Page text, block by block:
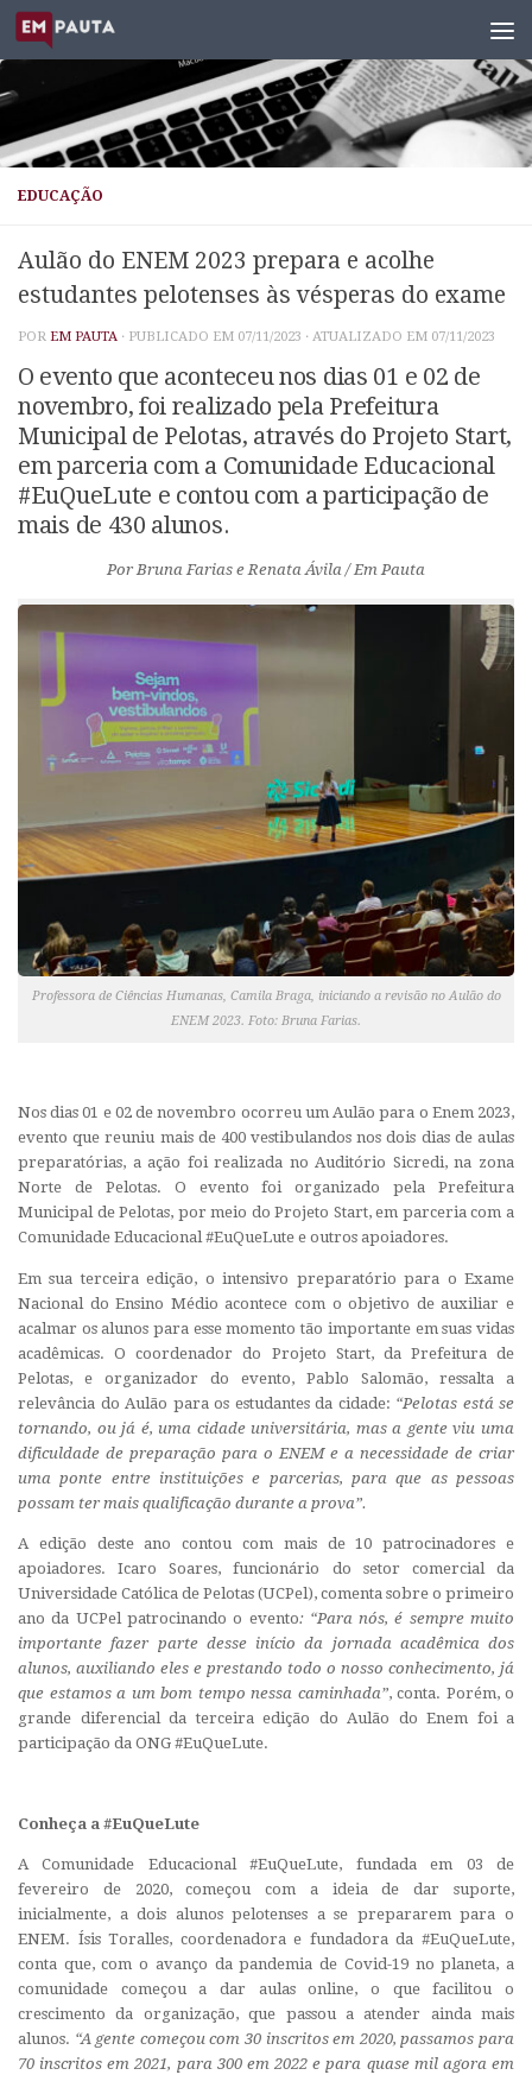
Skip to content
EDUCAÇÃO
Aulão do ENEM 2023 prepara e acolhe
estudantes pelotenses às vésperas do exame
POR EM PAUTA · PUBLICADO EM 07/11/2023 · ATUALIZADO EM 07/11/2023
O evento que aconteceu nos dias 01 e 02 de
novembro, foi realizado pela Prefeitura
Municipal de Pelotas, através do Projeto Start,
em parceria com a Comunidade Educacional
#EuQueLute e contou com a participação de
mais de 430 alunos.
Por Bruna Farias e Renata Ávila / Em Pauta
Professora de Ciências Humanas, Camila Braga, iniciando a revisão no Aulão do
ENEM 2023. Foto: Bruna Farias.
Nos dias 01 e 02 de novembro ocorreu um Aulão para o Enem 2023,
evento que reuniu mais de 400 vestibulandos nos dois dias de aulas
preparatórias, a ação foi realizada no Auditório Sicredi, na zona
Norte de Pelotas. O evento foi organizado pela Prefeitura
Municipal de Pelotas, por meio do Projeto Start, em parceria com a
Comunidade Educacional #EuQueLute e outros apoiadores.
Em sua terceira edição, o intensivo preparatório para o Exame
Nacional do Ensino Médio acontece com o objetivo de auxiliar e
acalmar os alunos para esse momento tão importante em suas vidas
acadêmicas. O coordenador do Projeto Start, da Prefeitura de
Pelotas, e organizador do evento, Pablo Salomão, ressalta a
relevância do Aulão para os estudantes da cidade: “Pelotas está se
tornando, ou já é, uma cidade universitária, mas a gente viu uma
dificuldade de preparação para o ENEM e a necessidade de criar
uma ponte entre instituições e parcerias, para que as pessoas
possam ter mais qualificação durante a prova”.
A edição deste ano contou com mais de 10 patrocinadores e
apoiadores. Icaro Soares, funcionário do setor comercial da
Universidade Católica de Pelotas (UCPel), comenta sobre o primeiro
ano da UCPel patrocinando o evento: “Para nós, é sempre muito
importante fazer parte desse início da jornada acadêmica dos
alunos, auxiliando eles e prestando todo o nosso conhecimento, já
que estamos a um bom tempo nessa caminhada”, conta. Porém, o
grande diferencial da terceira edição do Aulão do Enem foi a
participação da ONG #EuQueLute.
Conheça a #EuQueLute
A Comunidade Educacional #EuQueLute, fundada em 03 de
fevereiro de 2020, começou com a ideia de dar suporte,
inicialmente, a dois alunos pelotenses a se prepararem para o
ENEM. Ísis Toralles, coordenadora e fundadora da #EuQueLute,
conta que, com o avanço da pandemia de Covid-19 no planeta, a
comunidade começou a dar aulas online, o que facilitou o
crescimento da organização, que passou a atender ainda mais
alunos. “A gente começou com 30 inscritos em 2020, passamos para
70 inscritos em 2021, para 300 em 2022 e para quase mil agora em